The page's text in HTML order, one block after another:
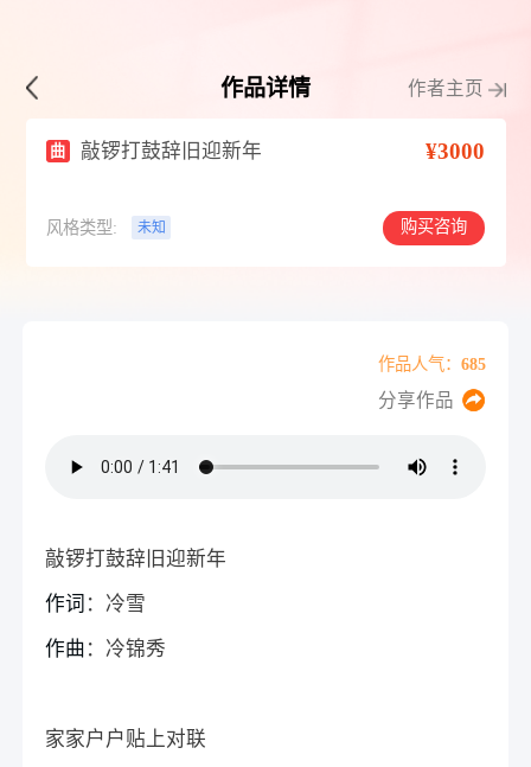
作品详情 作者主页
曲 敲锣打鼓辞旧迎新年 ¥3000
风格类型: 未知 购买咨询
作品人气：685
分享作品
敲锣打鼓辞旧迎新年
作词 ：冷雪
作曲 ：冷锦秀
家家户户贴上对联